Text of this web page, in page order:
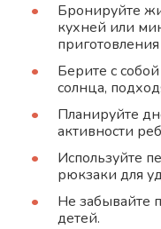
Бронируйте
кухней или
Берите с
солнца,
Планируйте
активности
Используйте
рюкзаки для
Не забывайте
детей.